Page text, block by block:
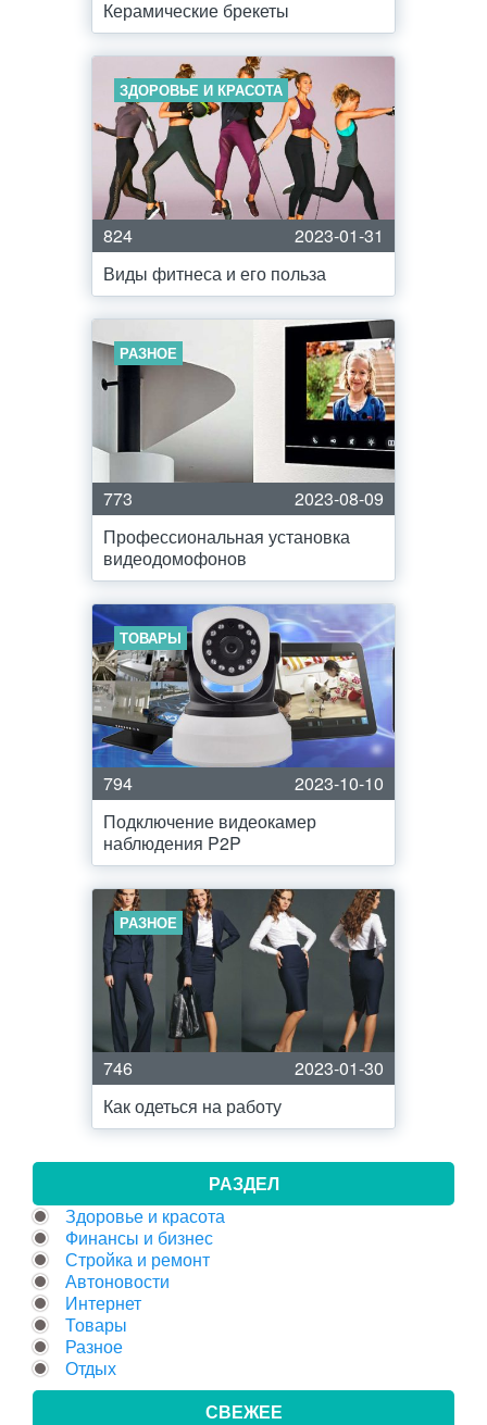
Керамические брекеты
ЗДОРОВЬЕ И КРАСОТА
824
2023-01-31
Виды фитнеса и его польза
РАЗНОЕ
773
2023-08-09
Профессиональная установка
видеодомофонов
ТОВАРЫ
794
2023-10-10
Подключение видеокамер
наблюдения P2P
РАЗНОЕ
746
2023-01-30
Как одеться на работу
РАЗДЕЛ
Здоровье и красота
Финансы и бизнес
Стройка и ремонт
Автоновости
Интернет
Товары
Разное
Отдых
СВЕЖЕЕ